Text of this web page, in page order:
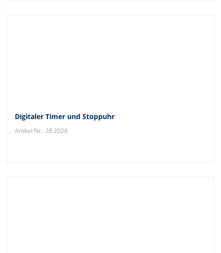
Digitaler Timer und Stoppuhr
Artikel Nr.: 38.2024